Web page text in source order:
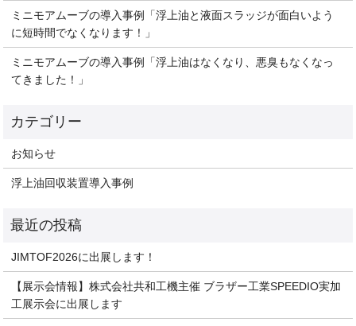
ミニモアムーブの導入事例「浮上油と液面スラッジが面白いよう
に短時間でなくなります！」
ミニモアムーブの導入事例「浮上油はなくなり、悪臭もなくなっ
てきました！」
お知らせ
浮上油回収装置導入事例
JIMTOF2026に出展します！
【展示会情報】株式会社共和工機主催 ブラザー工業SPEEDIO実加
工展示会に出展します